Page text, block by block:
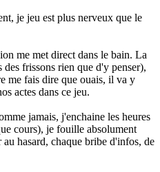
je jeu est plus nerveux que le
me met direct dans le bain. La
frissons rien que d'y penser),
me fais dire que ouais, il va y
actes dans ce jeu.
jamais, j'enchaine les heures
cours), je fouille absolument
hasard, chaque bribe d'infos, de